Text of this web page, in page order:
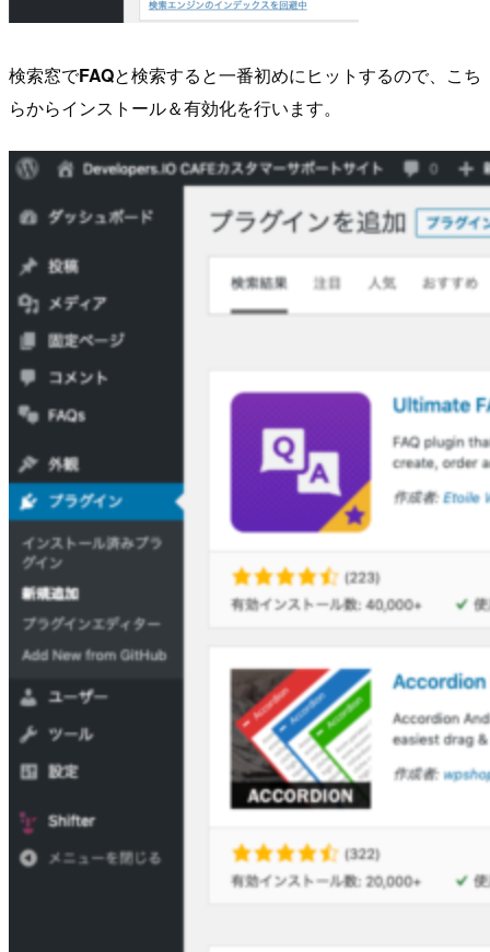
検索窓でFAQと検索すると一番初めにヒットするので、こち
らからインストール＆有効化を行います。